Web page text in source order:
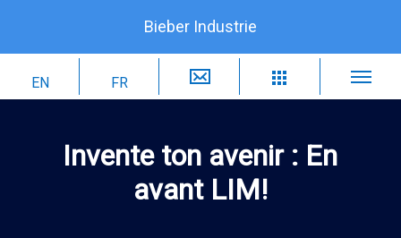
Invente ton avenir : En
avant LIM!
Bieber Industrie